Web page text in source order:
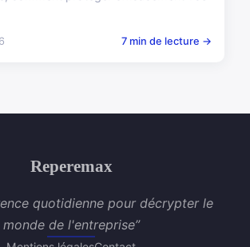
7 min de lecture →
Reperemax
quotidienne pour décrypter le
monde de l'entreprise”